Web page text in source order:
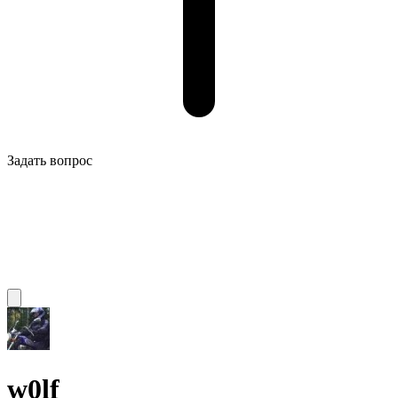
Задать вопрос
w0lf